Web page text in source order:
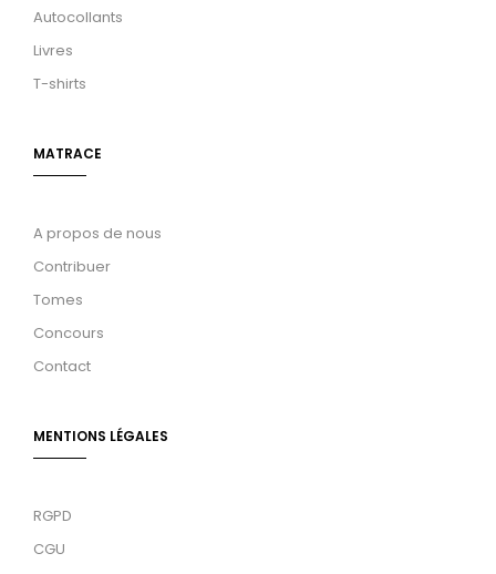
Autocollants
Livres
T-shirts
MATRACE
A propos de nous
Contribuer
Tomes
Concours
Contact
MENTIONS LÉGALES
RGPD
CGU